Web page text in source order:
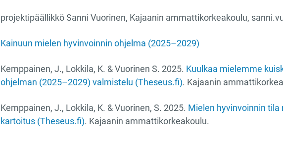
projektipäällikkö Sanni Vuorinen, Kajaanin ammattikorkeakoulu,
Kainuun mielen hyvinvoinnin ohjelma (2025–2029)
Kemppainen, J., Lokkila, K. & Vuorinen S. 2025. Kuulkaa mielemme
ohjelman (2025–2029) valmistelu (Theseus.fi). Kajaanin
Kemppainen, J., Lokkila, K. & Vuorinen, S. 2025. Mielen hyvinvoinnin
kartoitus (Theseus.fi). Kajaanin ammattikorkeakoulu.